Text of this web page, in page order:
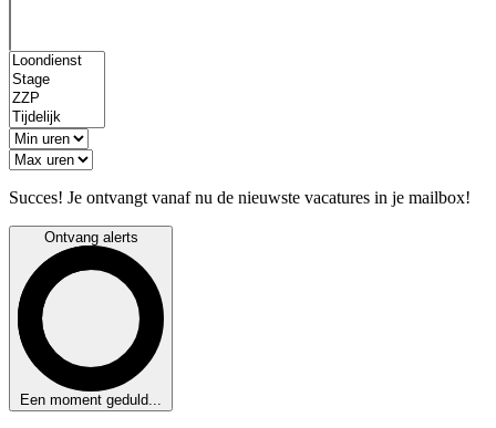
Succes! Je ontvangt vanaf nu de nieuwste vacatures in je mailbox!
Ontvang alerts
Een moment geduld...